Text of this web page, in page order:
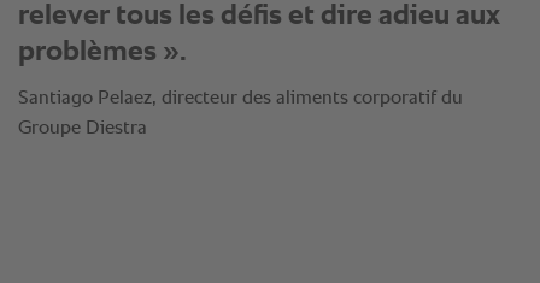
avoir utilisé toutes les marques je suis
prêt à investir dans un RATIONAL car je
suis convaincu de ses avantages ».
Santiago Pelaez, directeur des aliments corporatif